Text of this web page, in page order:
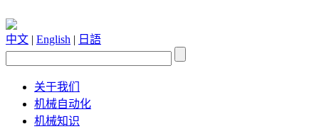
中文 | English | 日語
关于我们
机械自动化
机械知识